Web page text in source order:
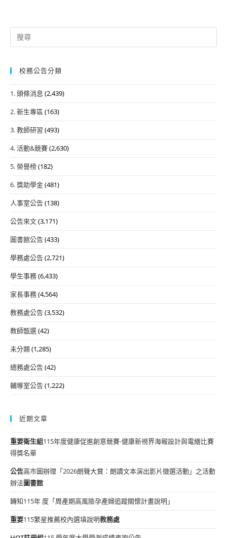
Search
for:
校務公告分類
1. 頭條消息 (2,439)
2. 新生專區 (163)
3. 教師研習 (493)
4. 活動&競賽(2,630)
5. 榮譽榜(182)
6. 獎助學金(481)
人事室公告(138)
公告來文(3,171)
圖書館公告(433)
學務處公告(2,721)
學生事務(6,433)
家長事務(4,564)
教務處公告(3,532)
教師甄選(42)
未分類(1,285)
總務處公告(42)
輔導室公告(1,222)
近期文章
重要衛生組115年度健康促進創意競賽-健康新視界海報設計與電繪比賽
得獎名單
公告高市圖辦理「2026朗聲大賞：朗讀文本演出影片徵選活動」之活動
辦法圖書館
轉知115年 度「周產期高風險孕產婦追蹤關懷計畫說明」
重要115繁星推薦校內選填說明教務處